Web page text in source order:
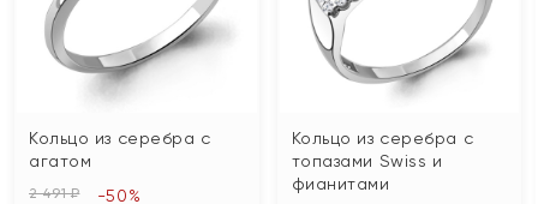
Кольцо из серебра с
агатом
2 491 ₽ -50%
Кольцо из серебра с
топазами Swiss и
фианитами